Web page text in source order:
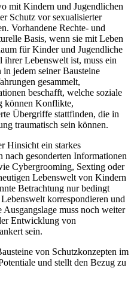
mit Kindern und Jugendlichen
Schutz vor sexualisierter
Vorhandene Rechte- und
Basis, wenn sie mit Leben
für Kinder und Jugendliche
ihrer Lebenswelt ist, muss ein
jedem seiner Bausteine
gesammelt,
beschafft, welche soziale
können Konflikte,
Übergriffe stattfinden, die in
traumatisch sein können.
Hinsicht ein starkes
nach gesonderten Informationen
Cybergrooming, Sexting oder
Lebenswelt von Kindern
Betrachtung nur bedingt
korrespondieren und
muss noch weiter
Entwicklung von
sein.
von Schutzkonzepten im
und stellt den Bezug zu